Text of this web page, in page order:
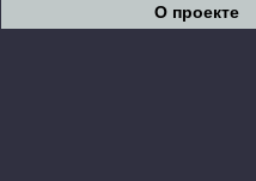
О проекте